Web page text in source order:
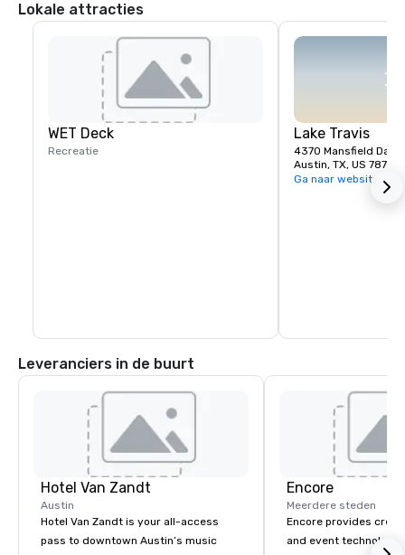
Lokale attracties
WET Deck
Recreatie
Lake Travis
4370 Mansfield Dam
Austin, TX, US 78732
Ga naar website
Leveranciers in de buurt
Hotel Van Zandt
Austin
Hotel Van Zandt is your all-access
pass to downtown Austin’s music
Encore
Meerdere steden
Encore provides
and event technology